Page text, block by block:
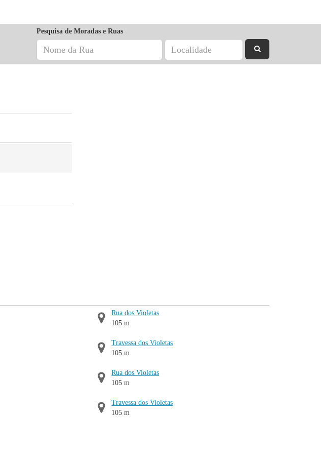
Pesquisa de Moradas e Ruas
Rua dos Violetas
105 m
Travessa dos Violetas
105 m
Rua dos Violetas
105 m
Travessa dos Violetas
105 m